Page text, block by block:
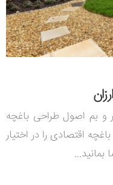
و بم اصول طراحی باغچه
اقتصادی را در اختیار
بمانید...